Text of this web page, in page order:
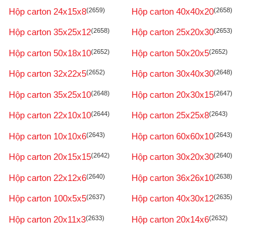
Hộp carton 24x15x8(2659) Hộp carton 40x40x20(2658)
Hộp carton 35x25x12(2658) Hộp carton 25x20x30(2653)
Hộp carton 50x18x10(2652) Hộp carton 50x20x5(2652)
Hộp carton 32x22x5(2652) Hộp carton 30x40x30(2648)
Hộp carton 35x25x10(2648) Hộp carton 20x30x15(2647)
Hộp carton 22x10x10(2644) Hộp carton 25x25x8(2643)
Hộp carton 10x10x6(2643) Hộp carton 60x60x10(2643)
Hộp carton 20x15x15(2642) Hộp carton 30x20x30(2640)
Hộp carton 22x12x6(2640) Hộp carton 36x26x10(2638)
Hộp carton 100x5x5(2637) Hộp carton 40x30x12(2635)
Hộp carton 20x11x3(2633) Hộp carton 20x14x6(2632)